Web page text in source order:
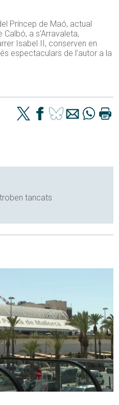
Príncep de Maó, actual
a s’Arravaleta,
Isabel II, conserven en
espectaculars de l’autor a la
tancats